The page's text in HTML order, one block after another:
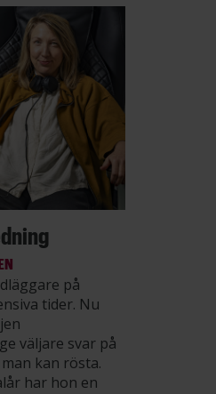
på
tider. Nu
väljare svar på
kan rösta.
har hon en